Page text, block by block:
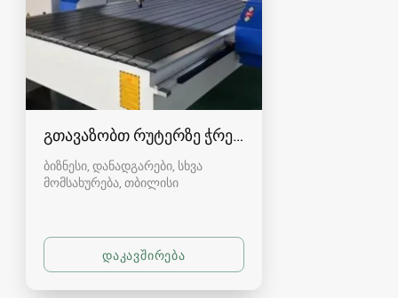
გთავაზობთ რუტერზე ჭრებს, პერპორაციებს
ბიზნესი, დანადგარები, სხვა
მომსახურება თბილისი